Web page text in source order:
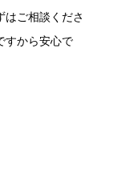
はご相談くださ
すから安心で